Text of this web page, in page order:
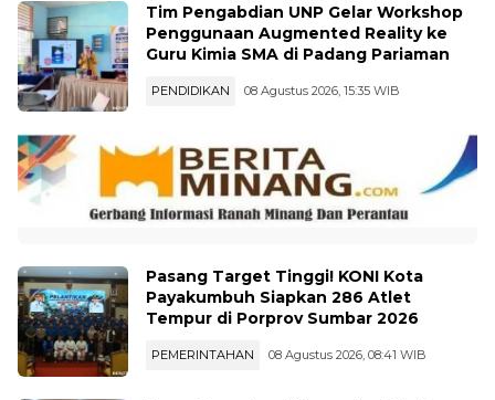
Tim Pengabdian UNP Gelar Workshop
Penggunaan Augmented Reality ke
Guru Kimia SMA di Padang Pariaman
PENDIDIKAN 08 Agustus 2026, 15:35 WIB
Pasang Target Tinggi! KONI Kota
Payakumbuh Siapkan 286 Atlet
Tempur di Porprov Sumbar 2026
PEMERINTAHAN 08 Agustus 2026, 08:41 WIB